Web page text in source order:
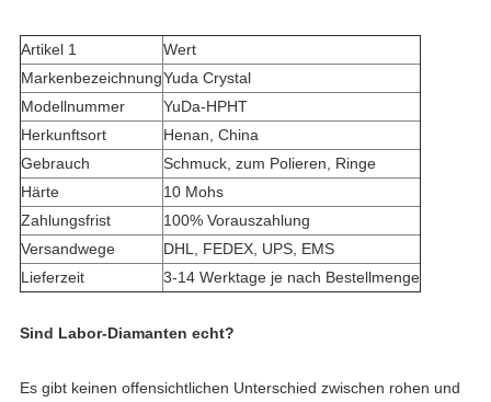
Artikel 1
Wert
MarkenbezeichnungYuda Crystal
Modellnummer
YuDa-HPHT
Herkunftsort
Henan, China
Gebrauch
Schmuck, zum Polieren, Ringe
Härte
10 Mohs
Zahlungsfrist
100% Vorauszahlung
Versandwege
DHL, FEDEX, UPS, EMS
Lieferzeit
3-14 Werktage je nach Bestellmenge
Sind Labor-Diamanten echt?
Es gibt keinen offensichtlichen Unterschied zwischen rohen und